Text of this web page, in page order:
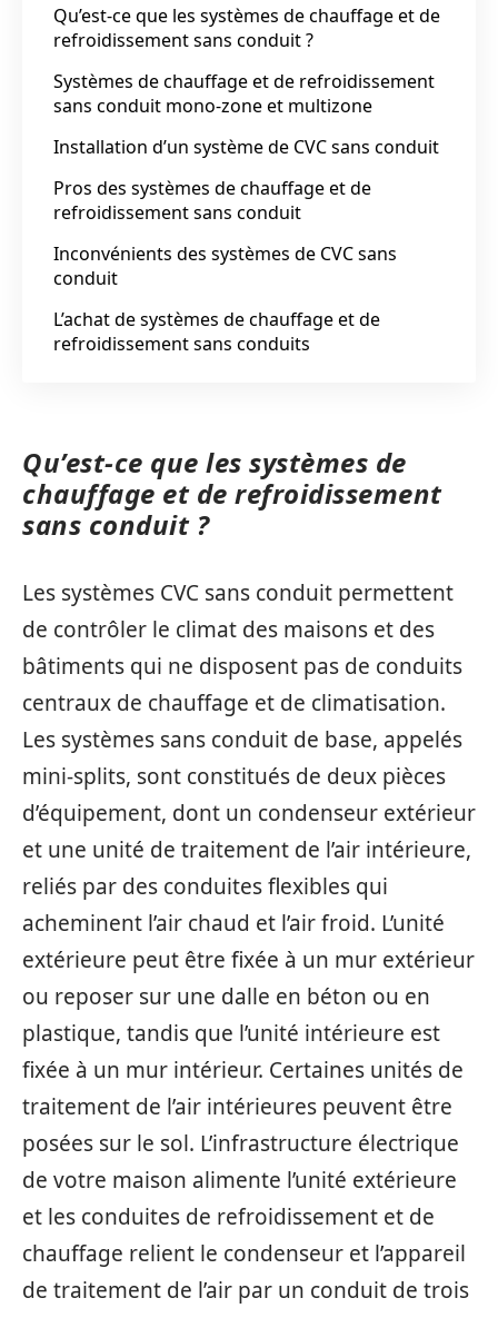
Qu’est-ce que les systèmes de chauffage et de
refroidissement sans conduit ?
Systèmes de chauffage et de refroidissement
sans conduit mono-zone et multizone
Installation d’un système de CVC sans conduit
Pros des systèmes de chauffage et de
refroidissement sans conduit
Inconvénients des systèmes de CVC sans
conduit
L’achat de systèmes de chauffage et de
refroidissement sans conduits
Qu’est-ce que les systèmes de
chauffage et de refroidissement
sans conduit ?
Les systèmes CVC sans conduit permettent
de contrôler le climat des maisons et des
bâtiments qui ne disposent pas de conduits
centraux de chauffage et de climatisation.
Les systèmes sans conduit de base, appelés
mini-splits, sont constitués de deux pièces
d’équipement, dont un condenseur extérieur
et une unité de traitement de l’air intérieure,
reliés par des conduites flexibles qui
acheminent l’air chaud et l’air froid. L’unité
extérieure peut être fixée à un mur extérieur
ou reposer sur une dalle en béton ou en
plastique, tandis que l’unité intérieure est
fixée à un mur intérieur. Certaines unités de
traitement de l’air intérieures peuvent être
posées sur le sol. L’infrastructure électrique
de votre maison alimente l’unité extérieure
et les conduites de refroidissement et de
chauffage relient le condenseur et l’appareil
de traitement de l’air par un conduit de trois